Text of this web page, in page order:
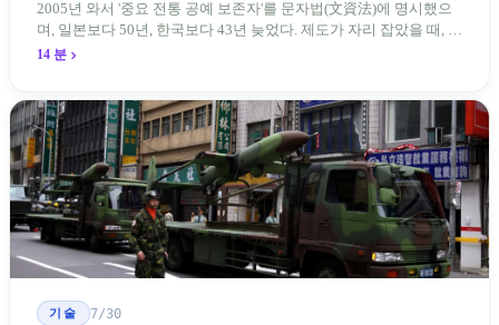
2005년 와서 '중요 전통 공예 보존자'를 문자법(文資法)에 명시했으
며, 일본보다 50년, 한국보다 43년 늦었다. 제도가 자리 잡았을 때, 제
자 제도는 이미 1970-80년대 산업화 과정에서 붕괴되었다. 600여 명
14 분
기술 7/30